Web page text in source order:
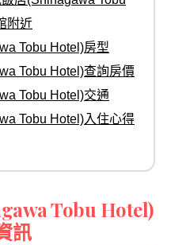
附近
Tobu Hotel)房型
Tobu Hotel)查詢房價
Tobu Hotel)交通
Tobu Hotel)入住心得
Tobu Hotel)
訊